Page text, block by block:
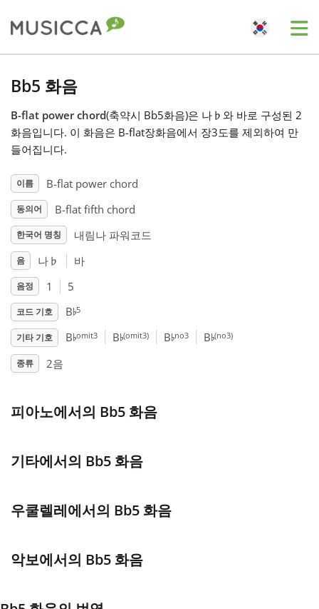
Български
Deutsch
English
Español
Français
Bb5 화음
B-flat power chord(축약시 Bb5화음)은 나 ♭ 와 바로 구성된 2
화음입니다. 이 화음은 B-flat장화음에서 장3도를 제외하여 만
들어집니다.
이름 B-flat power chord
동의어 B-flat fifth chord
한국어 명칭 내림나 파워코드
음 나 ♭ 바
음정 1 5
코드 기호 B♭5
기타 기호 B♭omit3 B♭(omit3) B♭no3 B♭(no3)
종류 2음
피아노에서의 Bb5 화음
기타에서의 Bb5 화음
우쿨렐레에서의 Bb5 화음
악보에서의 Bb5 화음